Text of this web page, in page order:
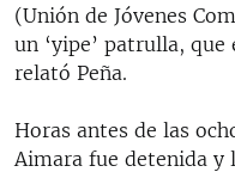
(Unión de Jóvenes
un ‘yipe’ patrulla,
relató Peña.
Horas antes de las
Aimara fue detenida y